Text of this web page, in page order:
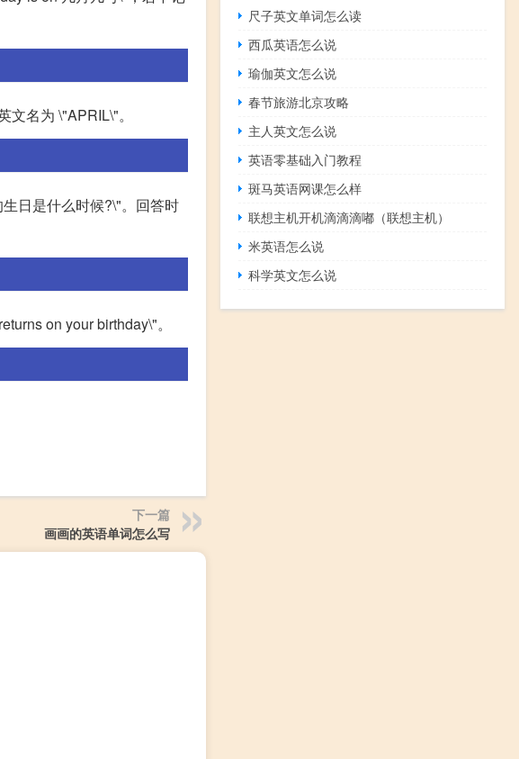
名为 \"APRIL\"。
日是什么时候?\"。回答时
on your birthday\"。
下一篇
画画的英语单词怎么写
尺子英文单词怎么读
西瓜英语怎么说
瑜伽英文怎么说
春节旅游北京攻略
主人英文怎么说
英语零基础入门教程
斑马英语网课怎么样
联想主机开机滴滴滴嘟（联想主机）
米英语怎么说
科学英文怎么说